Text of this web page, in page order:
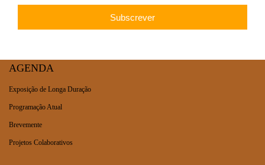
AGENDA
Exposição de Longa Duração
Programação Atual
Brevemente
Projetos Colaborativos